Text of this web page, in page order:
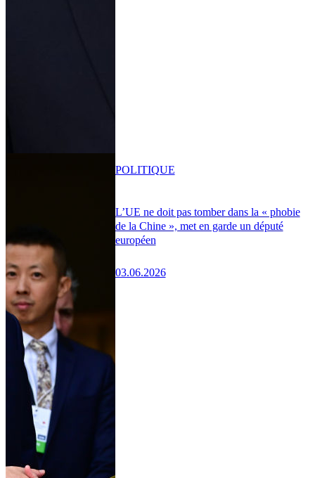
L’UE ne doit pas tomber dans la « phobie
de la Chine », met en garde un député
européen
03.06.2026
POLITIQUE